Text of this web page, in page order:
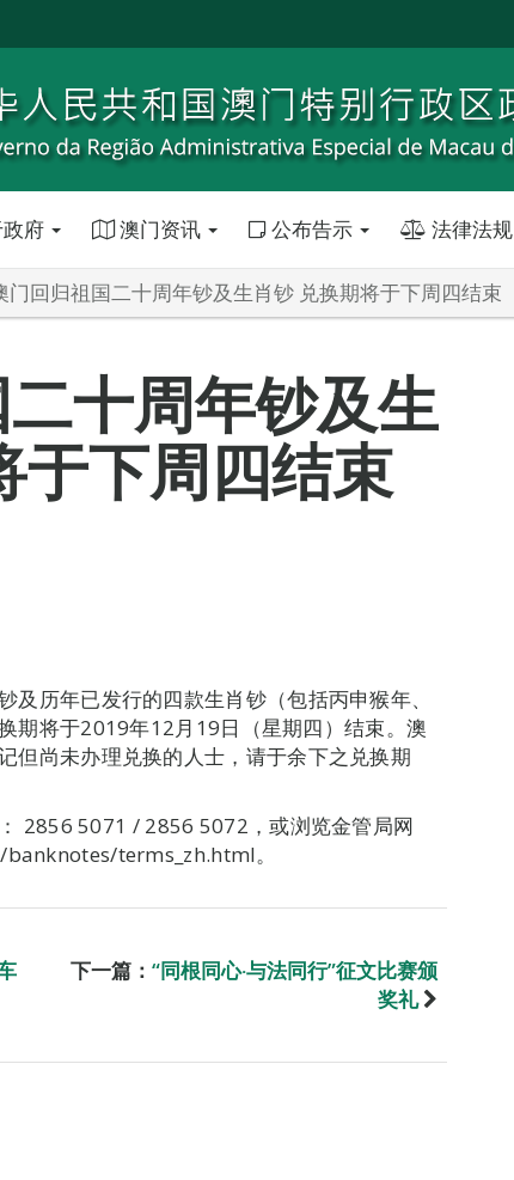
府 澳门资讯 公布告示 法律法规
门回归祖国二十周年钞及生肖钞 兑换期将于下周四结束
十周年钞及生
于下周四结束
历年已发行的四款生肖钞（包括丙申猴年、
期将于2019年12月19日（星期四）结束。澳
但尚未办理兑换的人士，请于余下之兑换期
2856 5071 / 2856 5072，或浏览金管局网
terms_zh.html。
下一篇： “同根同心‧与法同行”征文比赛颁
奖礼